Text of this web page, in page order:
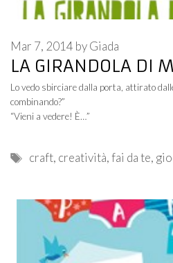
LA GIRANDOLA DI
Mar 7, 2014 byGiada
Lo vedo sbirciare dalla porta, attirato
combinando?”
“Vieni a vedere! È…”
Tags
craft, creatività,fai da te,